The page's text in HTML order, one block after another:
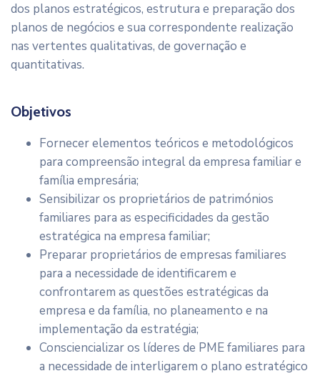
dos planos estratégicos, estrutura e preparação dos
planos de negócios e sua correspondente realização
nas vertentes qualitativas, de governação e
quantitativas.
Objetivos
Fornecer elementos teóricos e metodológicos
para compreensão integral da empresa familiar e
família empresária;
Sensibilizar os proprietários de patrimónios
familiares para as especificidades da gestão
estratégica na empresa familiar;
Preparar proprietários de empresas familiares
para a necessidade de identificarem e
confrontarem as questões estratégicas da
empresa e da família, no planeamento e na
implementação da estratégia;
Consciencializar os líderes de PME familiares para
a necessidade de interligarem o plano estratégico